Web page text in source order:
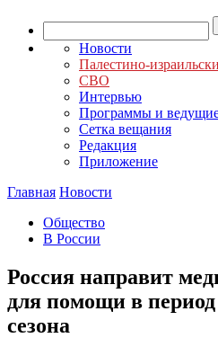
Новости
Палестино-
СВО
Интервью
Программы и
Сетка вещания
Редакция
Приложение
Главная Новости
Общество
В России
Россия направит
для помощи в период
сезона